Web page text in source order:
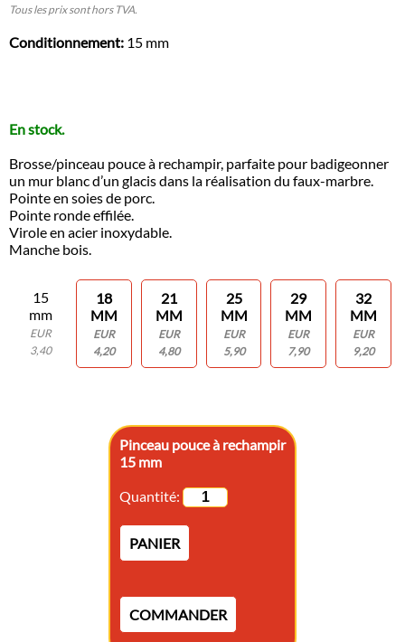
Tous les prix sont hors TVA.
Conditionnement: 15 mm
En stock.
Brosse/pinceau pouce à rechampir, parfaite pour badigeonner
un mur blanc d’un glacis dans la réalisation du faux-marbre.
Pointe en soies de porc.
Pointe ronde effilée.
Virole en acier inoxydable.
Manche bois.
15
mm
EUR
3,40
18
MM
EUR
4,20
21
MM
EUR
4,80
25
MM
EUR
5,90
29
MM
EUR
7,90
32
MM
EUR
9,20
Pinceau pouce à rechampir
15 mm
Quantité:
PANIER
COMMANDER